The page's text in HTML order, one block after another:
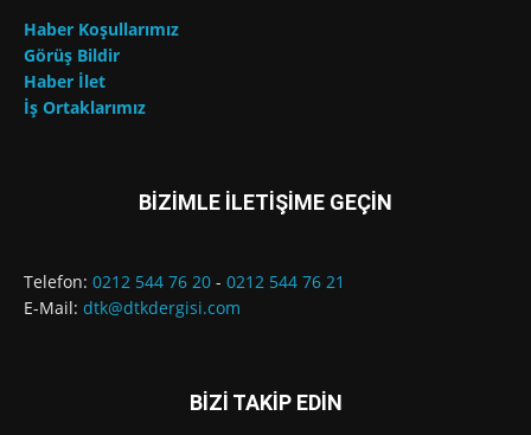
Haber Koşullarımız
Görüş Bildir
Haber İlet
İş Ortaklarımız
BİZİMLE İLETİŞİME GEÇİN
Telefon: 0212 544 76 20 - 0212 544 76 21
E-Mail: dtk@dtkdergisi.com
BİZİ TAKİP EDİN